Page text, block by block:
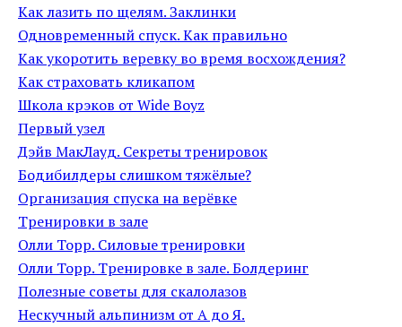
Как лазить по щелям. Заклинки
Одновременный спуск. Как правильно
Как укоротить веревку во время восхождения?
Как страховать кликапом
Школа крэков от Wide Boyz
Первый узел
Дэйв МакЛауд. Секреты тренировок
Бодибилдеры слишком тяжёлые?
Организация спуска на верёвке
Тренировки в зале
Олли Торр. Силовые тренировки
Олли Торр. Тренировке в зале. Болдеринг
Полезные советы для скалолазов
Нескучный альпинизм от А до Я.